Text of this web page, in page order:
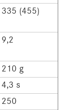
335 (455)
9,2
210 g
4,3 s
250